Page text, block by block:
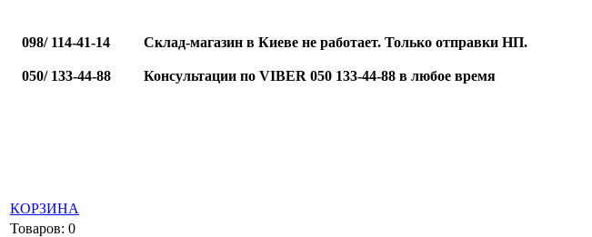
098/ 114-41-14 Склад-магазин в Киеве не работает. Только отправки НП.
050/ 133-44-88 Консультации по VIBER 050 133-44-88 в любое время
КОРЗИНА
Товаров: 0